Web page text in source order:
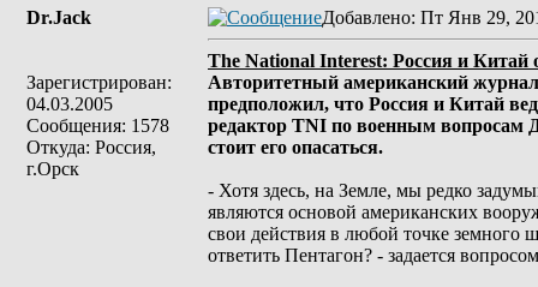
Dr.Jack
Зарегистрирован:
04.03.2005
Сообщения: 1578
Откуда: Россия,
г.Орск
Добавлено: Пт Янв 29,
The National Interest: Россия и
Авторитетный американский
предположил, что Россия и Китай
редактор TNI по военным вопросам
стоит его опасаться.
- Хотя здесь, на Земле, мы редко
являются основой американских
свои действия в любой точке земного
ответить Пентагон? - задается